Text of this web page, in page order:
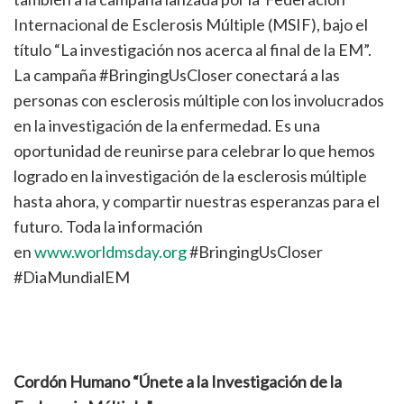
Internacional de Esclerosis Múltiple (MSIF), bajo el
título “La investigación nos acerca al final de la EM”.
La campaña #BringingUsCloser conectará a las
personas con esclerosis múltiple con los involucrados
en la investigación de la enfermedad. Es una
oportunidad de reunirse para celebrar lo que hemos
logrado en la investigación de la esclerosis múltiple
hasta ahora, y compartir nuestras esperanzas para el
futuro. Toda la información
enwww.worldmsday.org#BringingUsCloser
#DiaMundialEM
Cordón Humano “Únete a la Investigación de la